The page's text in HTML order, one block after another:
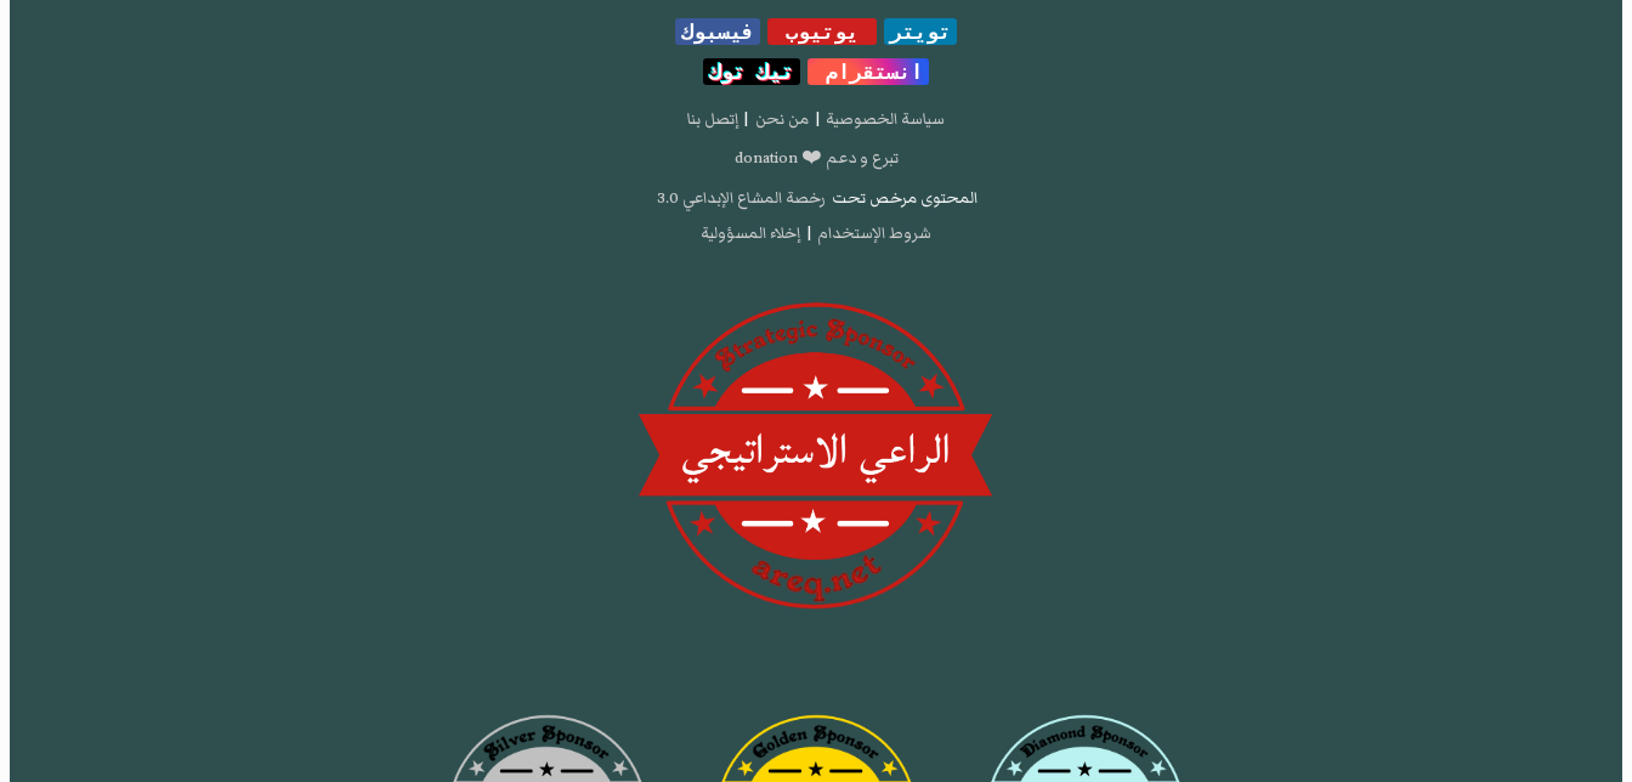
تويتر يوتيوب
فيسبوك
انستقرام
تيك توك
سياسة الخصوصية | من نحن | إتصل بنا
تبرع و دعم ❤️ donation
المحتوى مرخص تحت رخصة المشاع الإبداعي 3.0
شروط الإستخدام | إخلاء المسؤولية